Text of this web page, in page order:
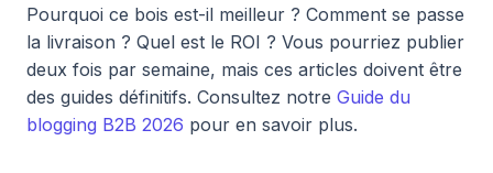
Pourquoi ce bois est-il meilleur ? Comment se passe
la livraison ? Quel est le ROI ? Vous pourriez publier
deux fois par semaine, mais ces articles doivent être
des guides définitifs. Consultez notre Guide du
blogging B2B 2026 pour en savoir plus.